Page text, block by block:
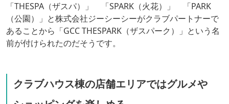
「THESPA（ザスパ）」 「SPARK（火花）」 「PARK
（公園）」と株式会社ジーシーシーがクラブパートナーで
あることから「GCC THESPARK（ザスパーク）」という名
前が付けられたのだそうです。
クラブハウス棟の店舗エリアではグルメや